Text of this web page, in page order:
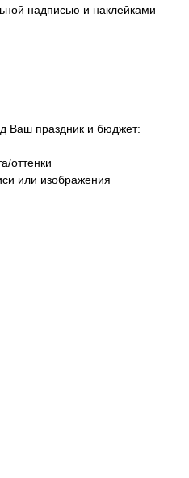
надписью и наклейками
Ваш праздник и бюджет:
оттенки
или изображения